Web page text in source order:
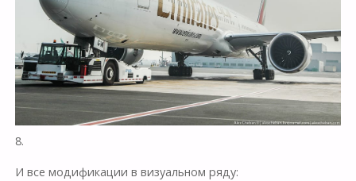
8.
И все модификации в визуальном ряду: